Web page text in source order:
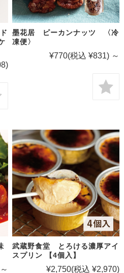
墨花居 ピーカンナッツ 〈冷
凍便〉
¥770(税込 ¥831) ～
～
武蔵野食堂 とろける濃厚アイ
スプリン 【4個入】
¥2,750(税込 ¥2,970)